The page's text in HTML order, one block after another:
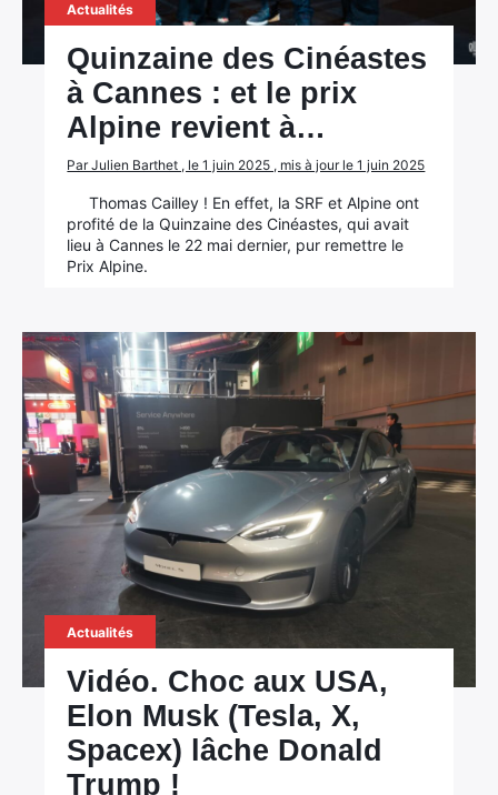
Actualités
Quinzaine des Cinéastes
à Cannes : et le prix
Alpine revient à…
Par Julien Barthet , le 1 juin 2025 , mis à jour le 1 juin 2025
Thomas Cailley ! En effet, la SRF et Alpine ont
profité de la Quinzaine des Cinéastes, qui avait
lieu à Cannes le 22 mai dernier, pur remettre le
Prix Alpine.
Actualités
Vidéo. Choc aux USA,
Elon Musk (Tesla, X,
Spacex) lâche Donald
Trump !